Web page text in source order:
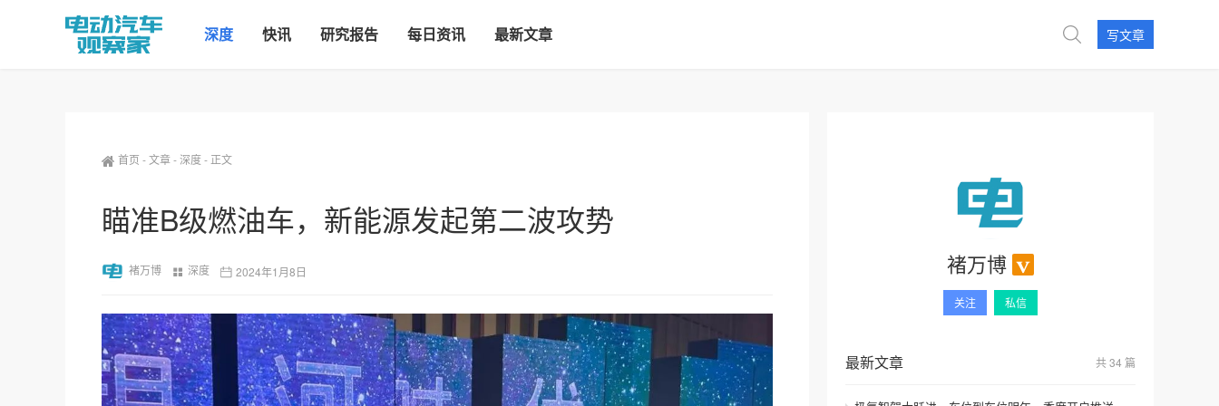
深度 快讯 研究报告 每日资讯 最新文章 写文章
首页 -文章-深度- 正文
瞄准B级燃油车，新能源发起第二波攻势
褚万博 深度 2024年1月8日 褚万博
关注 私信
最新文章 共 34 篇